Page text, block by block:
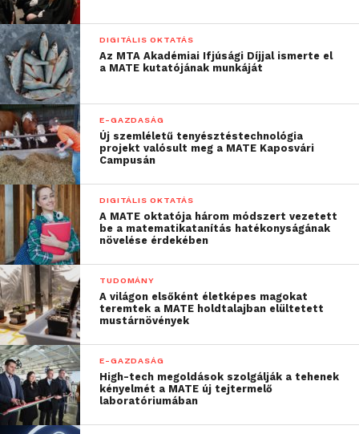
DIGITÁLIS OKTATÁS
Az MTA Akadémiai Ifjúsági Díjjal ismerte el
a MATE kutatójának munkáját
E-GAZDASÁG
Új szemléletű tenyésztéstechnológia
projekt valósult meg a MATE Kaposvári
Campusán
DIGITÁLIS OKTATÁS
A MATE oktatója három módszert vezetett
be a matematikatanítás hatékonyságának
növelése érdekében
TUDOMÁNY
A világon elsőként életképes magokat
teremtek a MATE holdtalajban elültetett
mustárnövények
E-GAZDASÁG
High-tech megoldások szolgálják a tehenek
kényelmét a MATE új tejtermelő
laboratóriumában